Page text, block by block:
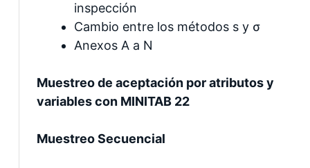
inspección
Cambio entre los métodos s y σ
Anexos A a N
Muestreo de aceptación por atributos y
variables con MINITAB 22
Muestreo Secuencial